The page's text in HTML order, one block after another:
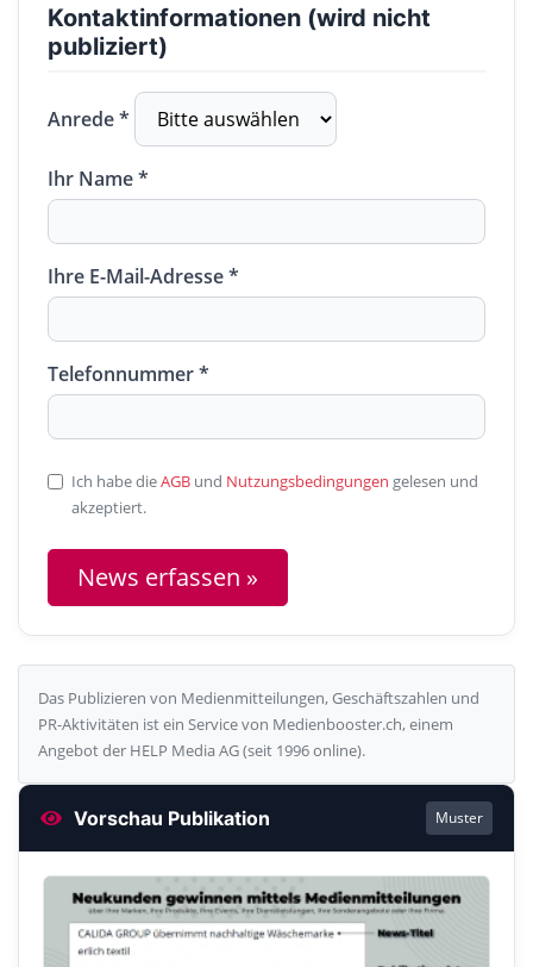
Kontaktinformationen (wird nicht
publiziert)
Anrede *
Ihr Name *
Ihre E-Mail-Adresse *
Telefonnummer *
Ich habe dieAGB und Nutzungsbedingungen gelesen und
akzeptiert.
News erfassen »
Das Publizieren von Medienmitteilungen, Geschäftszahlen und
PR-Aktivitäten ist ein Service von Medienbooster.ch, einem
Angebot der HELP Media AG (seit 1996 online).
Vorschau Publikation Muster